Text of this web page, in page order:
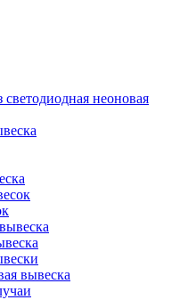
светодиодная неоновая
вывеска